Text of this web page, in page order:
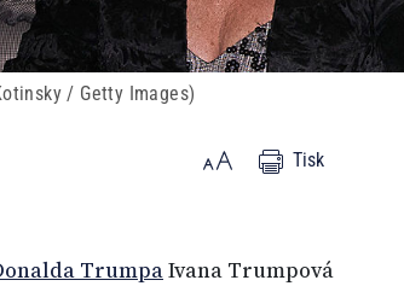
/ Getty Images)
Tisk
TrumpaIvana Trumpová